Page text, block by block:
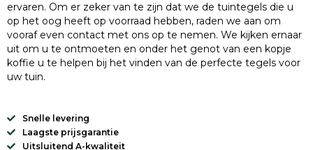
ervaren. Om er zeker van te zijn dat we de tuintegels die u
op het oog heeft op voorraad hebben, raden we aan om
vooraf even contact met ons op te nemen. We kijken ernaar
uit om u te ontmoeten en onder het genot van een kopje
koffie u te helpen bij het vinden van de perfecte tegels voor
uw tuin.
Snelle levering
Laagste prijsgarantie
Uitsluitend A-kwaliteit